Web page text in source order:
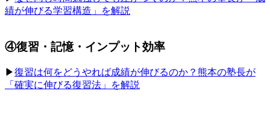
績が伸びる学習構造」を解説
④復習・記憶・インプット効率
▶︎復習は何をどうやれば成績が伸びるのか？熊本の塾長が
「確実に伸びる復習法」を解説